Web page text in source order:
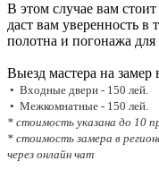
В этом случае вам
даст вам уверенность
полотна и погонажа
Выезд мастера на
• Входные двери - 150 лей.
• Межкомнатные - 150 лей.
* стоимость указана до 10
* стоимость замера в
через онлайн чат